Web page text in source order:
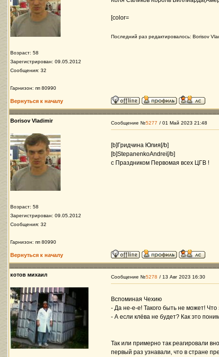
Возраст: 58
Зарегистрирован: 09.05.2012
Сообщения: 32
Гарнизон: пп 80990
[color=
Последний раз редактировалось: Borisov
Вернуться к началу
Borisov Vladimir
Возраст: 58
Зарегистрирован: 09.05.2012
Сообщения: 32
Гарнизон: пп 80990
Сообщение №5277 / 01 Май 2023 21:48
[b]Гридчина Юлия[/b]
[b]StepanenkoAndrei[/b]
с Праздником Первомая всех ЦГВ !
Вернуться к началу
котов михаил Сообщение №5278 / 13 Авг 2023 16:30
Вспоминая Чехию
- Да не-е-е! Такого быть не может!
- А если клёва не будет? Как это
Так или примерно так реагировали
первый раз узнавали, что в стране